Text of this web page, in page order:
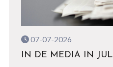
07-07-2026
IN DE MEDIA IN JULI